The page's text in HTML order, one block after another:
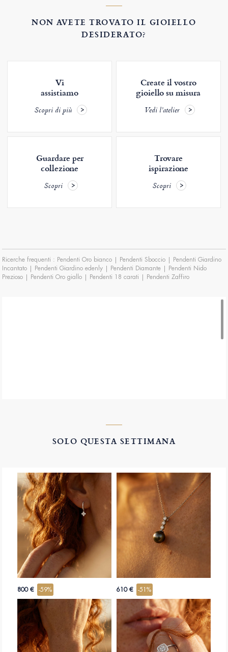
NON AVETE TROVATO IL GIOIELLO
DESIDERATO?
Vi
assistiamo
Scopri di più
Create il vostro
gioiello su misura
Vedi l’atelier
Guardare per
collezione
Scopri
Trovare
ispirazione
Scopri
Ricerche frequenti : Pendenti Oro bianco | Pendenti Sboccio | Pendenti Giardino
Incantato | Pendenti Giardino edenly | Pendenti Diamante | Pendenti Nido
Prezioso | Pendenti Oro giallo | Pendenti 18 carati | Pendenti Zaffiro
pendenti possono avere vari design: vortici d'oro e diamanti, cascate, nodi,
filini, foglie, serpenti, etc. Sei una persona moderna? I pendenti oro e diamanti
potrebbe invece essere eccessiva se abbinata a orecchini pendenti voluminosi.
SOLO QUESTA SETTIMANA
800 € -59% 610 € -51%